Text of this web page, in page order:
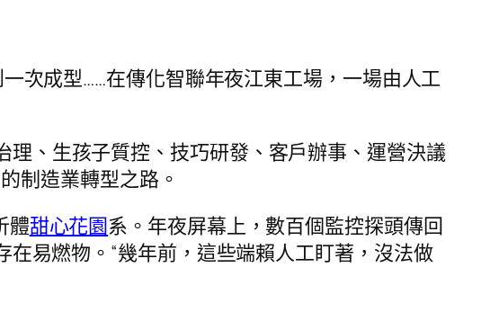
次成型……在傳化智聯年夜江東工場，一場由人工
、生孩子質控、技巧研發、客戶辦事、運營決議
制造業轉型之路。
體甜心花園系。年夜屏幕上，數百個監控探頭傳回
易燃物。“幾年前，這些端賴人工盯著，沒法做